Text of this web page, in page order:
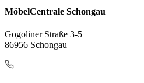
MöbelCentrale Schongau
Gogoliner Straße 3-5
86956 Schongau